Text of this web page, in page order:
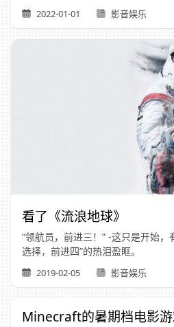
2022-01-01 影音娱乐
看了《流浪地球》
“领航员，前进三！” -这只是开始
选择，前进四”的热泪盈眶。
2019-02-05 影音娱乐
Minecraft的暑期档电影